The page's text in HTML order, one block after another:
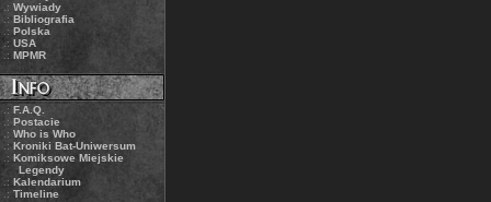
.: Wywiady
.:Bibliografia
.: Polska
.: USA
.: MPMR
.: F.A.Q.
.: Postacie
.: Who is Who
.:Kroniki Bat-Uniwersum
.: Komiksowe Miejskie
Legendy
.: Kalendarium
.: Timeline